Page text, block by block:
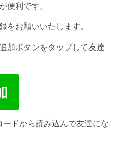
便利です。
をお願いいたします。
加ボタンをタップして友達
ドから読み込んで友達にな